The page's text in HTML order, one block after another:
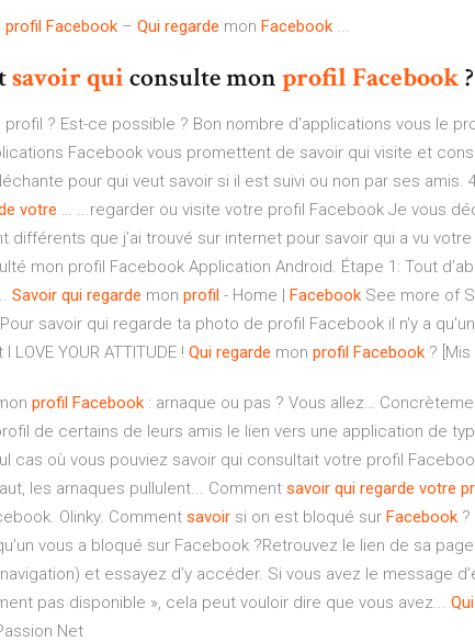
profil Facebook – Qui regarde mon Facebook ...
savoirquiconsulte monprofilFacebook
profil ? Est-ce possible ? Bon nombre d'applications vous le
Facebook vous promettent de savoir qui visite et
pour qui veut savoir si il est suivi ou non par ses amis.
votre … ...regarder ou visite votre profil Facebook Je vous
différents que j’ai trouvé sur internet pour savoir qui a vu
mon profil Facebook Application Android. Étape 1: Tout
Savoir qui regarde mon profil - Home | Facebook See more of
savoir qui regarde ta photo de profil Facebook il n'y a
YOUR ATTITUDE ! Qui regarde mon profil Facebook ?
profil Facebook : arnaque ou pas ? Vous allez…
de certains de leurs amis le lien vers une application de
cas où vous pouviez savoir qui consultait votre profil
les arnaques pullulent... Comment savoir qui regarde votre
Olinky. Comment savoir si on est bloqué sur Facebook
vous a bloqué sur Facebook ?Retrouvez le lien de sa
et essayez d’y accéder. Si vous avez le message
pas disponible », cela peut vouloir dire que vous avez... Qui
Net